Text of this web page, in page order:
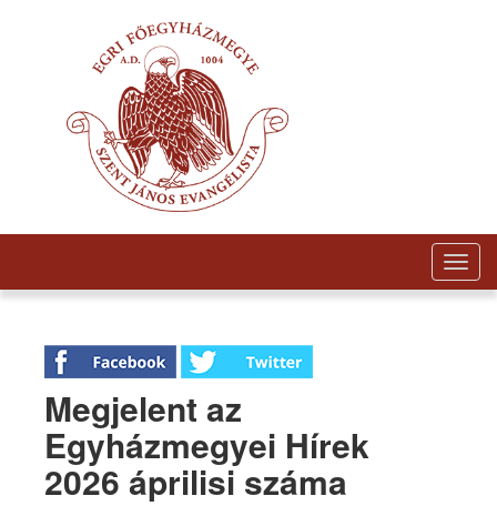
Megjelent az
Egyházmegyei Hírek
2026 áprilisi száma